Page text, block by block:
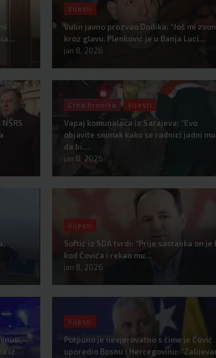
Vijesti
Vulin javno prozvao Dodika: “Još mi
kroz glavu. Plenković je u Banja Luci…
jan 8, 2026
Crna hronika Vijesti
Vapaj komunalaca iz Sarajeva: “Evo
objavite snimak kako se radnici jadni
da bi…
jan 8, 2026
Vijesti
Softić iz SDA tvrdi: “Prije sastanka on je
kod Čovića i rekao mu…
jan 8, 2026
iz
Vijesti
Potpuno je nevjerovatno s čime je Čović
uporedio Bosnu i Hercegovinu: